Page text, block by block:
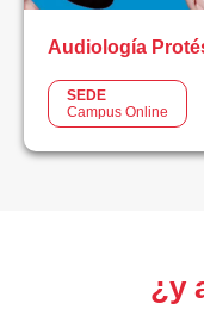
Audiología
SEDE
Campus Online
¿y